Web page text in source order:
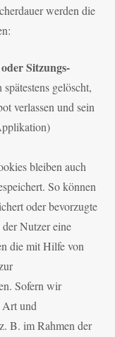
werden die
Sitzungs-
gelöscht,
verlassen und sein
bleiben auch
So können
oder bevorzugte
Nutzer eine
die mit Hilfe von
Sofern wir
Art und
B. im Rahmen der